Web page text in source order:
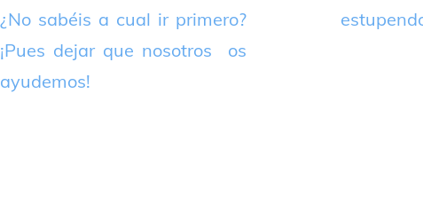
¿No sabéis a cual ir primero?
¡Pues dejar que nosotros os
ayudemos!